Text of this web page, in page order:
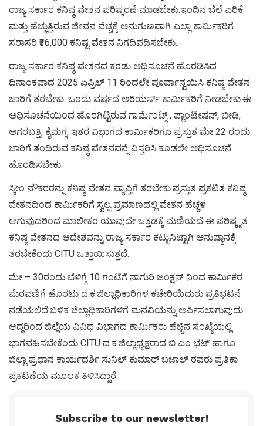
ರಾಜ್ಯ ಸರ್ಕಾರ ಕನಿಷ್ಠ ವೇತನ ಪರಿಷ್ಕರಣೆ ಮಾಡಬೇಕು.ಇಂದಿನ ಬೆಲೆ ಏರಿಕೆ
ಮತ್ತು ಹೆಚ್ಚುತ್ತಿರುವ ಜೀವನ ವೆಚ್ಚಕ್ಕೆ ಅನುಗುಣವಾಗಿ ಎಲ್ಲಾ ಕಾರ್ಮಿಕರಿಗೆ
ಸರಾಸರಿ ₹36,000 ಕನಿಷ್ಟ ವೇತನ ನಿಗದಿಪಡಿಸಬೇಕು.
ರಾಜ್ಯ ಸರ್ಕಾರ ಕನಿಷ್ಠ ವೇತನದ ಕರಡು ಅಧಿಸೂಚನೆ ಹೊರಡಿಸಿದ
ದಿನಾಂಕವಾದ 2025 ಏಪ್ರಿಲ್ 11 ರಿಂದಲೇ ಪೂರ್ವಾನ್ವಯಿಸಿ ಕನಿಷ್ಠ ವೇತನ
ಜಾರಿಗೆ ತರಬೇಕು. ಒಂದು ವರ್ಷದ ಅರಿಯರ್ಸ್ ಕಾರ್ಮಿಕರಿಗೆ ನೀಡಬೇಕು.ಈ
ಅಧಿಸೂಚನೆಯಿಂದ ಹೊರಗಿಟ್ಟಿರುವ ಗಾರ್ಮೆಂಟ್ಸ್ , ಪ್ಲಾಂಟೇಷನ್, ಬೀಡಿ,
ಅಗರಬತ್ತಿ, ಕೈಮಗ್ಗ, ಇತರ ವಿಭಾಗದ ಕಾರ್ಮಿಕರಿಗೂ ಪ್ರಸ್ತುತ ಮೇ 22 ರಂದು
ಜಾರಿಗೆ ತಂದಿರುವ ಕನಿಷ್ಠ ವೇತನವನ್ನೆ ವಿಸ್ತರಿಸಿ ಕೂಡಲೇ ಅಧಿಸೂಚನೆ
ಹೊರಡಿಸಬೇಕು.
ಸ್ಕೀಂ ನೌಕರರನ್ನು ಕನಿಷ್ಠ ವೇತನ ವ್ಯಾಪ್ತಿಗೆ ತರಬೇಕು.ಪ್ರಸ್ತುತ ಪ್ರಕಟಿತ ಕನಿಷ್ಠ
ವೇತನದಿಂದ ಕಾರ್ಮಿಕರಿಗೆ ಸ್ವಲ್ಪ ಪ್ರಮಾಣದಲ್ಲಿ ವೇತನ ಹೆಚ್ಚಳ
ಆಗುವುದರಿಂದ ಮಾಲೀಕರ ಯಾವುದೇ ಒತ್ತಡಕ್ಕೆ ಮಣಿಯದೆ ಈ ಪರಿಷ್ಕೃತ
ಕನಿಷ್ಠ ವೇತನದ ಆದೇಶವನ್ನು ರಾಜ್ಯ ಸರ್ಕಾರ ಕಟ್ಟುನಿಟ್ಟಾಗಿ ಅನುಷ್ಠಾನಕ್ಕೆ
ತರಬೇಕೆಂದು CITU ಒತ್ತಾಯಿಸುತ್ತದೆ.
ಮೇ – 30ರಂದು ಬೆಳಿಗ್ಗೆ 10 ಗಂಟೆಗೆ ನಾಗುರಿ ಜಂಕ್ಷನ್ ನಿಂದ ಕಾರ್ಮಿಕರ
ಮೆರವಣಿಗೆ ಹೊರಟು ದ.ಕ.ಜಿಲ್ಲಾಧಿಕಾರಿಗಳ ಕಚೇರಿಯೆದುರು ಪ್ರತಿಭಟನೆ
ನಡೆಯಲಿದೆ.ಬಳಿಕ ಜಿಲ್ಲಾಧಿಕಾರಿಗಳಿಗೆ ಮನವಿಯನ್ನು ಅರ್ಪಿಸಲಾಗುವುದು.
ಆದ್ದರಿಂದ ಜಿಲ್ಲೆಯ ವಿವಿಧ ವಿಭಾಗದ ಕಾರ್ಮಿಕರು ಹೆಚ್ಚಿನ ಸಂಖ್ಯೆಯಲ್ಲಿ
ಭಾಗವಹಿಸಬೇಕೆಂದು CITU ದ.ಕ.ಜಿಲ್ಲಾಧ್ಯಕ್ಷರಾದ ಬಿ ಎಂ ಭಟ್ ಹಾಗೂ
ಜಿಲ್ಲಾ ಪ್ರಧಾನ ಕಾರ್ಯದರ್ಶಿ ಸುನಿಲ್ ಕುಮಾರ್ ಬಜಾಲ್ ರವರು ಪ್ರತಿಕಾ
ಪ್ರಕಟಣೆಯ ಮೂಲಕ ತಿಳಿಸಿದ್ದಾರೆ.
Subscribe to our newsletter!